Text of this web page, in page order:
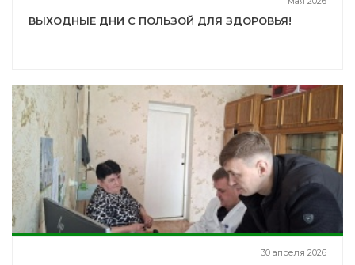
ВЫХОДНЫЕ ДНИ С ПОЛЬЗОЙ ДЛЯ ЗДОРОВЬЯ!
30 апреля 2026